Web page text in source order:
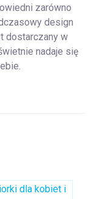
zarówno
design
dostarczany w
nadaje się
dla kobiet i